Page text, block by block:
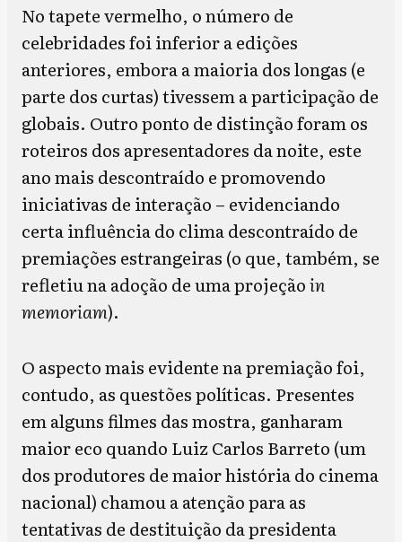
No tapete vermelho, o número de
celebridades foi inferior a edições
anteriores, embora a maioria dos longas (e
parte dos curtas) tivessem a participação de
globais. Outro ponto de distinção foram os
roteiros dos apresentadores da noite, este
ano mais descontraído e promovendo
iniciativas de interação – evidenciando
certa influência do clima descontraído de
premiações estrangeiras (o que, também, se
refletiu na adoção de uma projeçãoin
memoriam).
O aspecto mais evidente na premiação foi,
contudo, as questões políticas. Presentes
em alguns filmes das mostra, ganharam
maior eco quando Luiz Carlos Barreto (um
dos produtores de maior história do cinema
nacional) chamou a atenção para as
tentativas de destituição da presidenta